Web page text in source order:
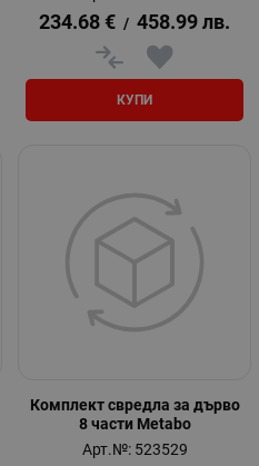
234.68 € / 458.99 лв.
КУПИ
Комплект свредла за дърво
8 части Metabo
Арт.№: 523529